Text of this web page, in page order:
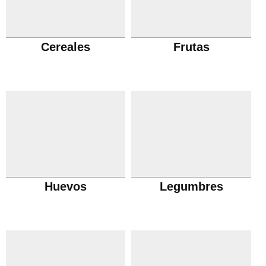
Cereales Frutas
Huevos Legumbres